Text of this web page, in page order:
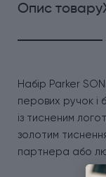
Опис товару
Набір Parker
перових ручок і
із тисненим
золотим
партнера або